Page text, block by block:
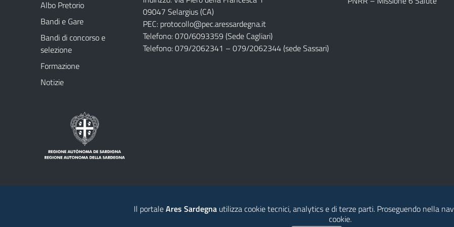
Albo Pretorio
Bandi e Gare
Bandi di concorso e
selezione
Formazione
Notizie
09047 Selargius (CA)
PEC: protocollo@pec.aressardegna.it
Telefono: 070/6093359 (Sede Cagliari)
Telefono: 079/2062341 – 079/2062344 (sede Sassari)
Privacy policy Contatti Dichiarazione di Accessibilità
Il portaleAres Sardegna utilizza cookie tecnici, analytics e di terze parti. Proseguendo nella
cookie.